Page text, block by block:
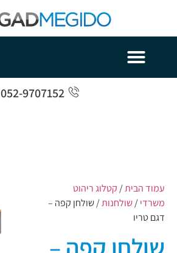
052-9707152
עמוד הבית/ קטלוג ריהוט
משרדי/שולחנות/ שולחן קפה –
דגם טריו